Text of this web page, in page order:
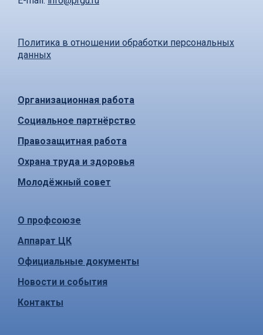
Политика в отношении обработки персональных
данных
Организационная работа
Социальное партнёрство
Правозащитная работа
Охрана труда и здоровья
Молодёжный совет
О профсоюзе
Аппарат ЦК
Официальные документы
Новости и события
Контакты